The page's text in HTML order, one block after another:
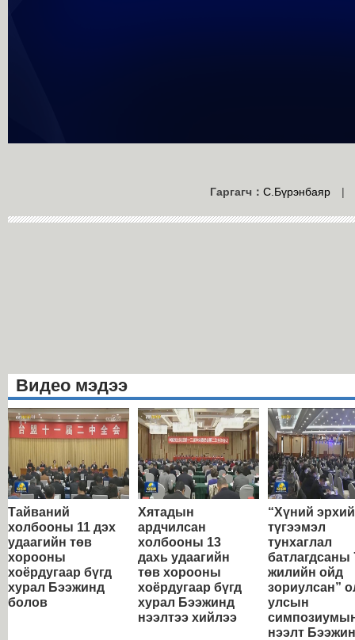
Гаргагч： С.Бүрэнбаяр |
Видео мэдээ
Тайваний
холбооны 11 дэх
удаагийн төв
хорооны
хоёрдугаар бүгд
хурал Бээжинд
болов
Хятадын
ардчилсан
холбооны 13
дахь удаагийн
төв хорооны
хоёрдугаар бүгд
хурал Бээжинд
нээлтээ хийлээ
“Хүний
түгээмэл
тунхаглал
батлагдсаны
жилийн ойд
зориулсан”
улсын
нээлт Бээжин